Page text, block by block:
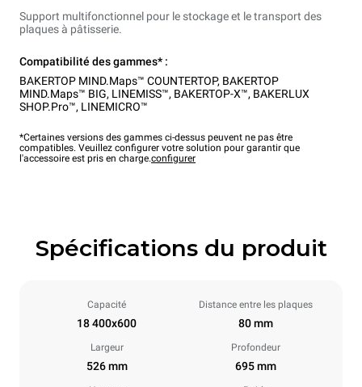
Support multifonctionnel pour le stockage et le transport des
plaques à pâtisserie.
Compatibilité des gammes* :
BAKERTOP MIND.Maps™ COUNTERTOP, BAKERTOP
MIND.Maps™ BIG, LINEMISS™, BAKERTOP-X™, BAKERLUX
SHOP.Pro™, LINEMICRO™
*Certaines versions des gammes ci-dessus peuvent ne pas être
compatibles. Veuillez configurer votre solution pour garantir que
l'accessoire est pris en charge.configurer
Spécifications du produit
Capacité
18 400x600
Distance entre les plaques
80 mm
Largeur
526 mm
Profondeur
695 mm